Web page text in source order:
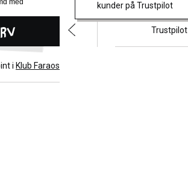
kunder på Trustpilot
i Klub Faraos
Trustpilot